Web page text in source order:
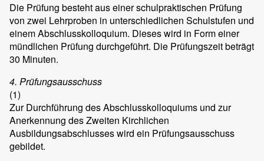
Die Prüfung besteht aus einer schulpraktischen Prüfung
von zwei Lehrproben in unterschiedlichen Schulstufen und
einem Abschlusskolloquium. Dieses wird in Form einer
mündlichen Prüfung durchgeführt. Die Prüfungszeit beträgt
30 Minuten.
4. Prüfungsausschuss
(1)
Zur Durchführung des Abschlusskolloquiums und zur
Anerkennung des Zweiten Kirchlichen
Ausbildungsabschlusses wird ein Prüfungsausschuss
gebildet.